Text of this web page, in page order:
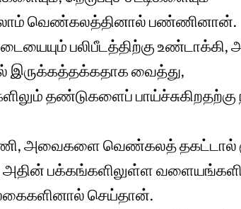
வெண்கலத்தினால் பண்ணினான்.
பலிபீடத்திற்கு உண்டாக்கி,
இருக்கத்தக்கதாக வைத்து,
தண்டுகளைப் பாய்ச்சுகிறதற்கு
அவைகளை வெண்கலத் தகட்டால்
பக்கங்களிலுள்ள
செய்தான்.